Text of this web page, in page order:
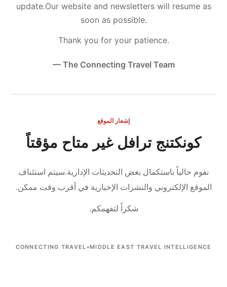
update.Our website and newsletters will resume as
soon as possible.
Thank you for your patience.
— The Connecting Travel Team
إشعار الموقع
كونكتنج ترافل غير متاح مؤقتاً
نقوم حالياً باستكمال بعض التحديثات الإدارية.سيتم استئناف
الموقع الإلكتروني والنشرات الإخبارية في أقرب وقت ممكن.
شكراً لتفهمكم.
CONNECTING TRAVEL •MIDDLE EAST TRAVEL INTELLIGENCE